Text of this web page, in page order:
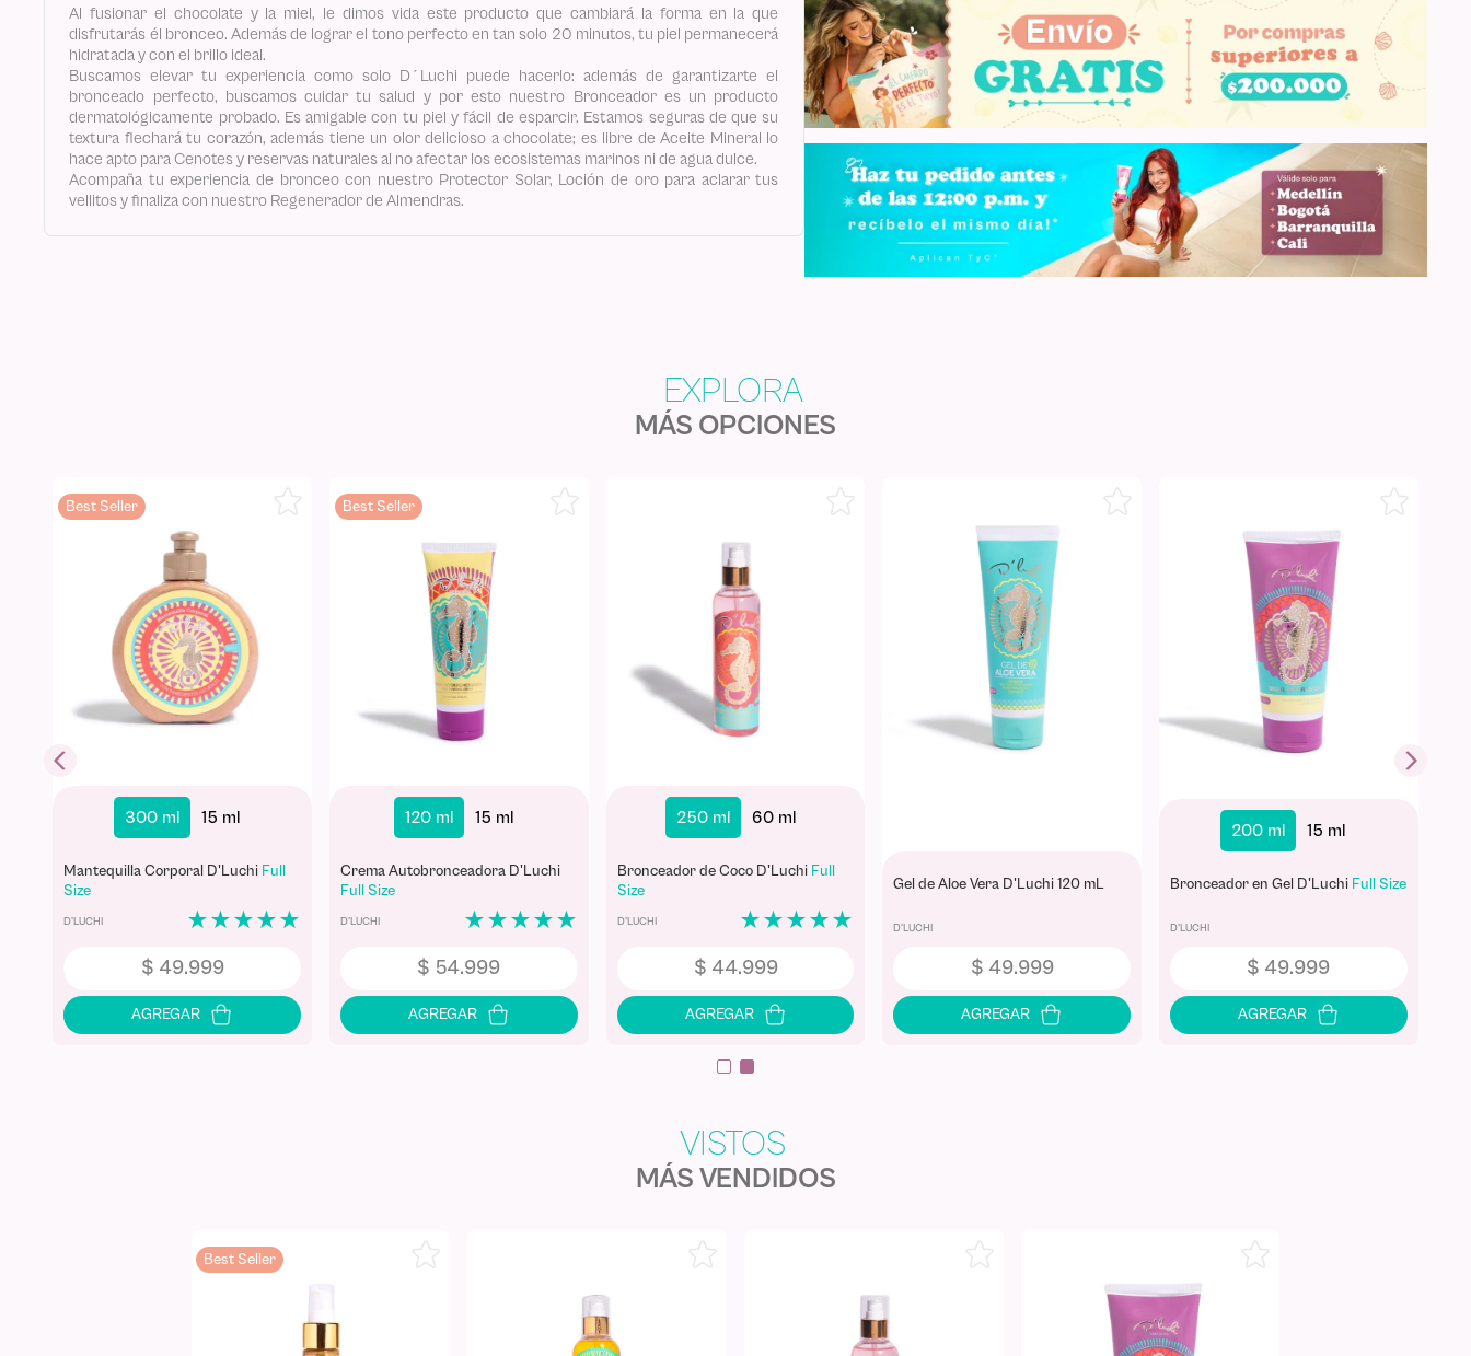
Al fusionar el chocolate y la miel, le dimos vida este producto que cambiará la forma en la que
disfrutarás él bronceo. Además de lograr el tono perfecto en tan solo 20 minutos, tu piel permanecerá
hidratada y con el brillo ideal.
Buscamos elevar tu experiencia como solo D´Luchi puede hacerlo: además de garantizarte el
bronceado perfecto, buscamos cuidar tu salud y por esto nuestro Bronceador es un producto
dermatológicamente probado. Es amigable con tu piel y fácil de esparcir. Estamos seguras de que su
textura flechará tu corazón, además tiene un olor delicioso a chocolate; es libre de Aceite Mineral lo
hace apto para Cenotes y reservas naturales al no afectar los ecosistemas marinos ni de agua dulce.
Acompaña tu experiencia de bronceo con nuestro Protector Solar, Loción de oro para aclarar tus
vellitos y finaliza con nuestro Regenerador de Almendras.
MÁS OPCIONES
Exfoliante Corporal D'Luchi 60 g
D'LUCHI
$ 39.999
250 ml 60 ml
Bronceador de Zanahoria y Canela
D'Luchi Full Size
D'LUCHI ★ ★ ★ ★ ★
$ 44.999
300 ml 15 ml
Mantequilla Corporal D'Luchi Full
Size
D'LUCHI ★ ★ ★ ★ ★
$ 49.999
Full Size
$ 54.999
Size
$ 44.999
MÁS VENDIDOS
Best Seller